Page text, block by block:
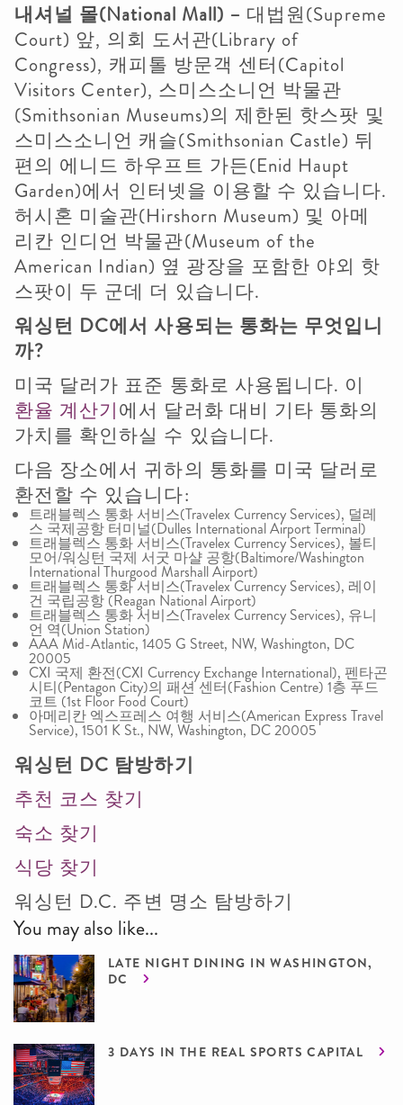
내셔널 몰(National Mall) – 대법원(Supreme
Court) 앞, 의회 도서관(Library of
Congress), 캐피톨 방문객 센터(Capitol
Visitors Center), 스미스소니언 박물관
(Smithsonian Museums)의 제한된 핫스팟 및
스미스소니언 캐슬(Smithsonian Castle) 뒤
편의 에니드 하우프트 가든(Enid Haupt
Garden)에서 인터넷을 이용할 수 있습니다.
허시혼 미술관(Hirshorn Museum) 및 아메
리칸 인디언 박물관(Museum of the
American Indian) 옆 광장을 포함한 야외 핫
스팟이 두 군데 더 있습니다.
워싱턴 DC에서 사용되는 통화는 무엇입니
까?
미국 달러가 표준 통화로 사용됩니다. 이
환율 계산기에서 달러화 대비 기타 통화의
가치를 확인하실 수 있습니다.
다음 장소에서 귀하의 통화를 미국 달러로
환전할 수 있습니다:
트래블렉스 통화 서비스(Travelex Currency Services), 덜레
스 국제공항 터미널(Dulles International Airport Terminal)
트래블렉스 통화 서비스(Travelex Currency Services), 볼티
모어/워싱턴 국제 서굿 마샬 공항(Baltimore/Washington
International Thurgood Marshall Airport)
트래블렉스 통화 서비스(Travelex Currency Services), 레이
건 국립공항 (Reagan National Airport)
트래블렉스 통화 서비스(Travelex Currency Services), 유니
언 역(Union Station)
AAA Mid-Atlantic, 1405 G Street, NW, Washington, DC
20005
CXI 국제 환전(CXI Currency Exchange International), 펜타곤
시티(Pentagon City)의 패션 센터(Fashion Centre) 1층 푸드
코트 (1st Floor Food Court)
아메리칸 엑스프레스 여행 서비스(American Express Travel
Service), 1501 K St., NW, Washington, DC 20005
워싱턴 DC 탐방하기
추천 코스 찾기
숙소 찾기
식당 찾기
워싱턴 D.C. 주변 명소 탐방하기
You may also like...
LATE NIGHT DINING IN WASHINGTON,
DC
3 DAYS IN THE REAL SPORTS CAPITAL